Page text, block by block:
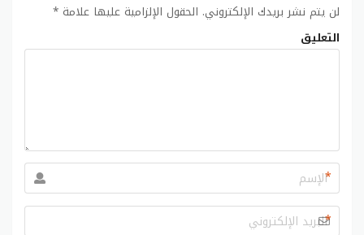
لن يتم نشر بريدك الإلكتروني. الحقول الإلزامية عليها علامة *
التعليق
*
*